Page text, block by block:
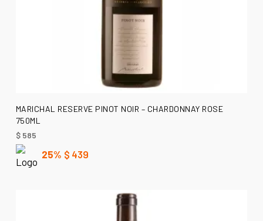
AÑADIR AL CARRITO
MARICHAL RESERVE PINOT NOIR – CHARDONNAY ROSE
750ML
$585
25% $ 439